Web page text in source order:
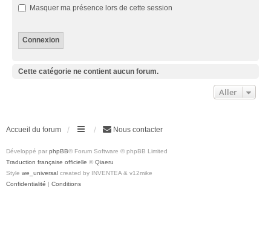
Masquer ma présence lors de cette session
Cette catégorie ne contient aucun forum.
Aller
Accueil du forum Nous contacter
Développé par phpBB® Forum Software © phpBB Limited
Traduction française officielle © Qiaeru
Style we_universal created by INVENTEA & v12mike
Confidentialité | Conditions